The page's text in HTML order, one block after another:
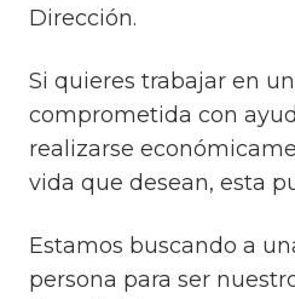
Dirección.
Si quieres trabajar en
comprometida con
realizarse
vida que desean, esta
Estamos buscando a
persona para ser